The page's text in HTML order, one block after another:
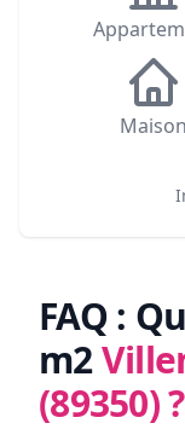
Maison
FAQ :
m2
(89350)?